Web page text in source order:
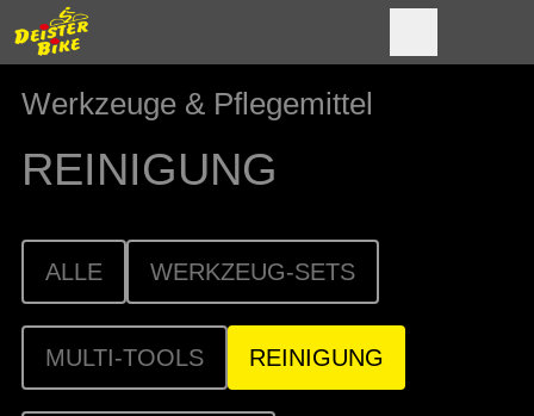
Werkzeuge & Pflegemittel
REINIGUNG
ALLE WERKZEUG-SETS
MULTI-TOOLS REINIGUNG